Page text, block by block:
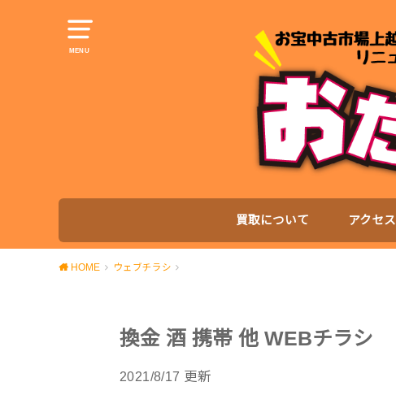
MENU
買取について アクセス
HOME ウェブチラシ
換金 酒 携帯 他 WEBチラシ
2021/8/17 更新